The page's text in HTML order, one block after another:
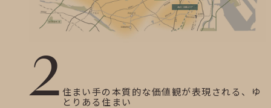
2 住まい手の本質的な価値観が表現される、ゆ
とりある住まい